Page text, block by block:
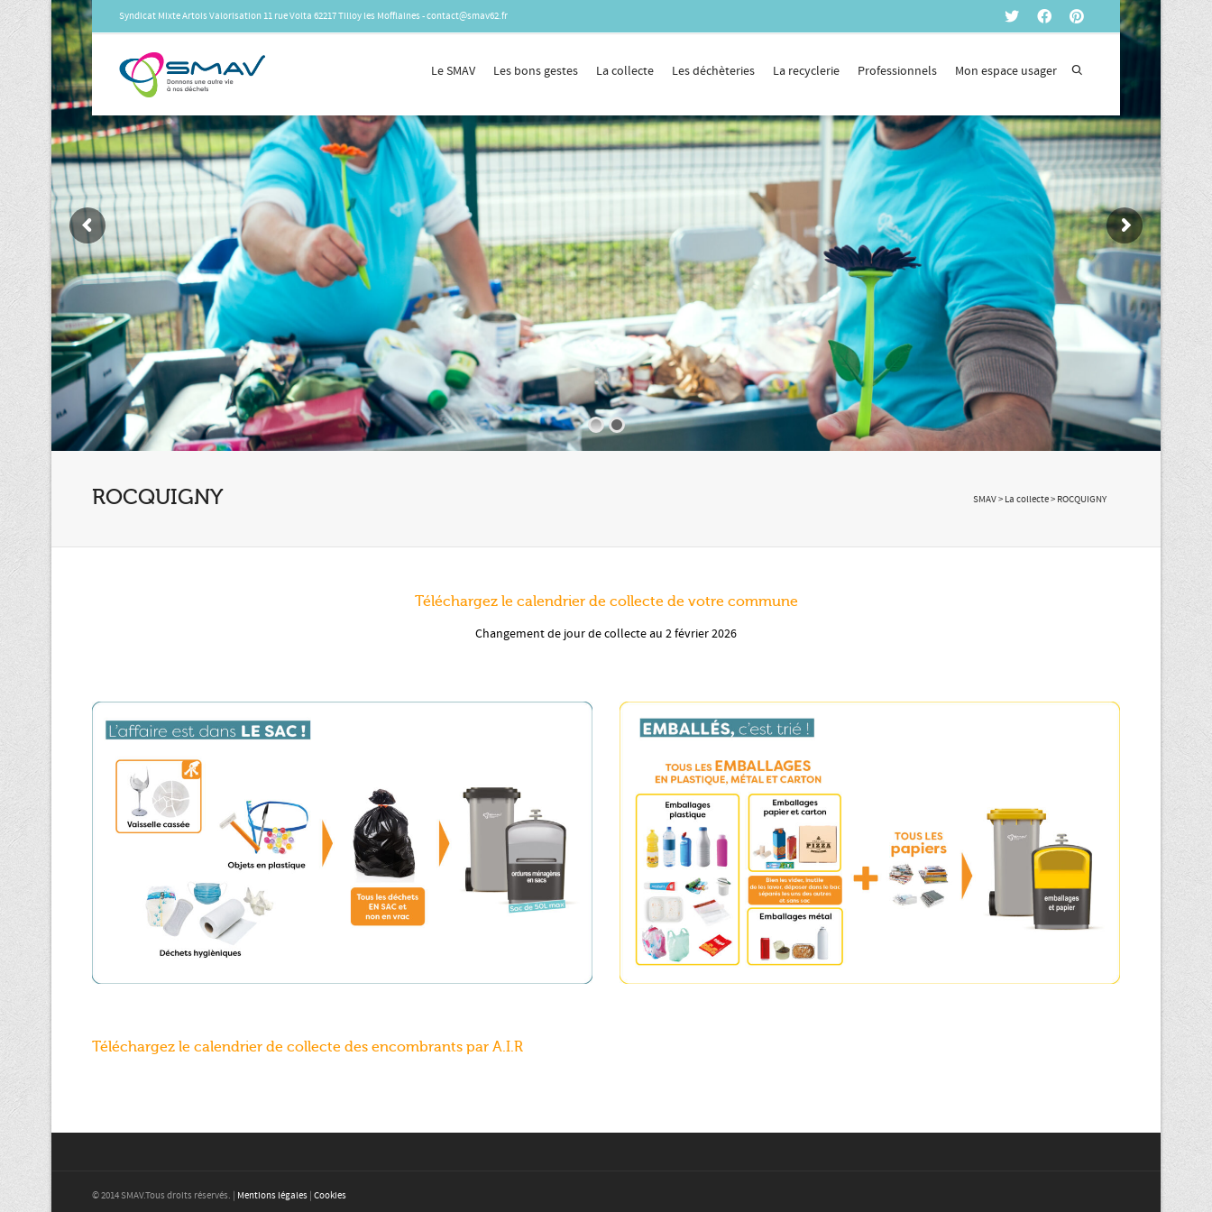
Syndicat Mixte Artois Valorisation 11 rue Volta 62217 Tilloy les Mofflaines - contact@smav62.fr
Le SMAV Les bons gestes La collecte Les déchèteries La recyclerie Professionnels Mon espace usager
ROCQUIGNY SMAV> La collecte> ROCQUIGNY
Téléchargez le calendrier de collecte de votre commune
Changement de jour de collecte au 2 février 2026
Téléchargez le calendrier de collecte des encombrants par A.I.R
© 2014 SMAV.Tous droits réservés. | Mentions légales Cookies